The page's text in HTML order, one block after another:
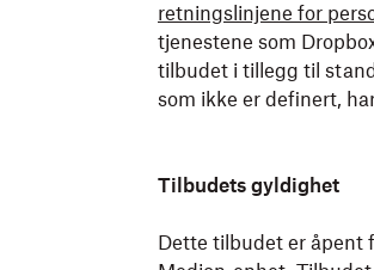
retningslinjene for
tjenestene som
tilbudet i tillegg til
som ikke er definert,
Tilbudets gyldighet
Dette tilbudet er åpent